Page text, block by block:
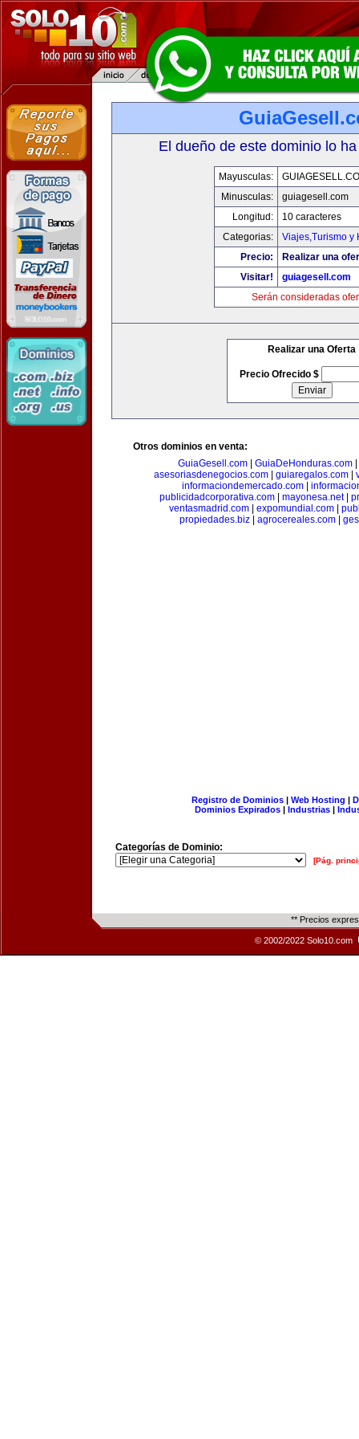
El dueño de este dominio lo
Mayusculas:
Minusculas:
guiagesell.com
Longitud:
10 caracteres
Categorias:
Viajes,Turismo y
Precio:
Realizar una
Visitar!
guiagesell.com
Serán consideradas
Realizar una Oferta
Precio Ofrecido $
Otros dominios en venta:
GuiaGesell.com
GuiaDeHonduras.com
asesoriasdenegocios.com
guiaregalos.com
informaciondemercado.com|
publicidadcorporativa.com
mayonesa.net|
ventasmadrid.com
expomundial.com
propiedades.biz| agrocereales.com|
Registro de Dominios| Web Hosting |
Dominios Expirados | Industrias |
Categorías de Dominio:
[Pág.
** Precios
© 2002/2022 Solo10.com